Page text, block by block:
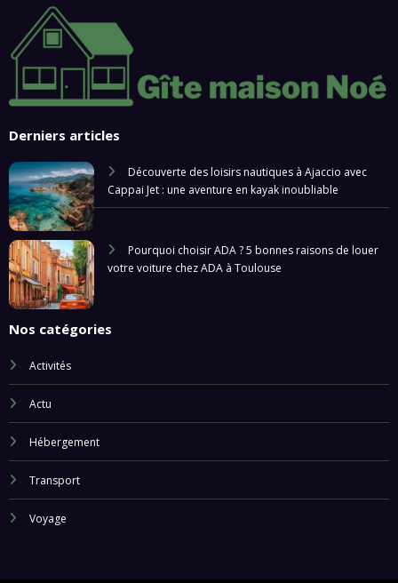
Derniers articles
Découverte des loisirs nautiques à Ajaccio avec
Cappai Jet : une aventure en kayak inoubliable
Pourquoi choisir ADA ? 5 bonnes raisons de louer
votre voiture chez ADA à Toulouse
Nos catégories
Activités
Actu
Hébergement
Transport
Voyage